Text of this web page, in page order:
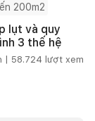
200m2
lụt và quy
3 thế hệ
58.724 lượt xem